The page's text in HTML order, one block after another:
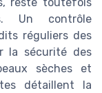
Un contrôle
réguliers des
la sécurité des
sèches et
détaillent la